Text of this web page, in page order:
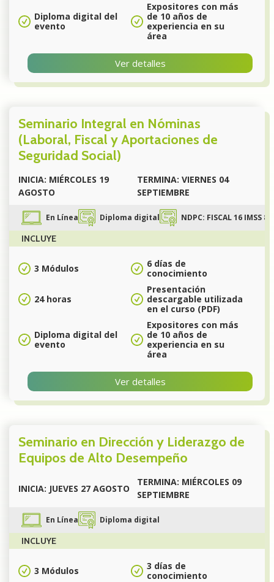
Diploma digital del
evento
Expositores con más
de 10 años de
experiencia en su
área
Ver detalles
Seminario Integral en Nóminas
(Laboral, Fiscal y Aportaciones de
Seguridad Social)
INICIA: MIÉRCOLES 19
AGOSTO
TERMINA: VIERNES 04
SEPTIEMBRE
En Línea Diploma digital NDPC: FISCAL 16 IMSS 8
INCLUYE
3 Módulos
6 días de
conocimiento
24 horas
Presentación
descargable utilizada
en el curso (PDF)
Diploma digital del
evento
Expositores con más
de 10 años de
experiencia en su
área
Ver detalles
Seminario en Dirección y Liderazgo de
Equipos de Alto Desempeño
INICIA: JUEVES 27 AGOSTO
TERMINA: MIÉRCOLES 09
SEPTIEMBRE
En Línea Diploma digital
INCLUYE
3 Módulos
3 días de
conocimiento